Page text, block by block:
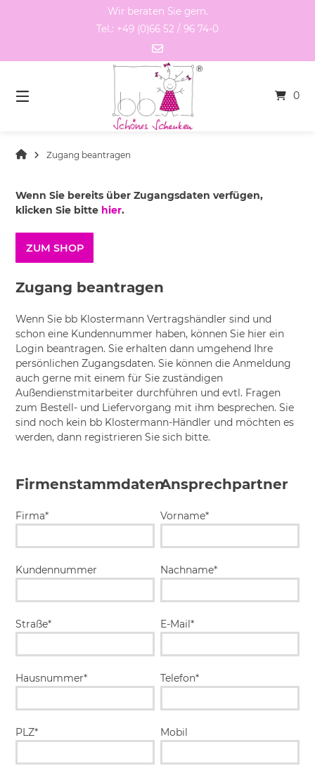
Wir beraten Sie gern.
Tel.: +49 (0)66 52 / 96 74-0
0
Zugang beantragen
Wenn Sie bereits über Zugangsdaten verfügen,
klicken Sie bitte hier.
ZUM SHOP
Zugang beantragen
Wenn Sie bb Klostermann Vertragshändler sind und
schon eine Kundennummer haben, können Sie hier ein
Login beantragen. Sie erhalten dann umgehend Ihre
persönlichen Zugangsdaten. Sie können die Anmeldung
auch gerne mit einem für Sie zuständigen
Außendienstmitarbeiter durchführen und evtl. Fragen
zum Bestell- und Liefervorgang mit ihm besprechen. Sie
sind noch kein bb Klostermann-Händler und möchten es
werden, dann registrieren Sie sich bitte.
Firmenstammdaten
Firma*
Kundennummer
Straße*
Hausnummer*
PLZ*
Ansprechpartner
Vorname*
Nachname*
E-Mail*
Telefon*
Mobil